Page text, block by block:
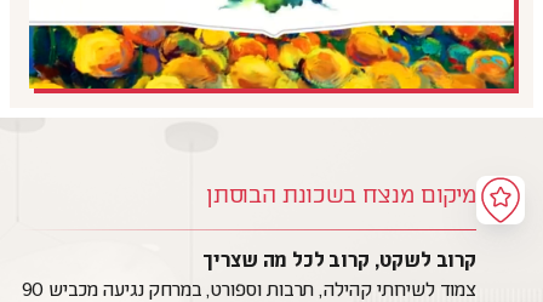
מיקום מנצח בשכונת הבוסתן
קרוב לשקט, קרוב לכל מה שצריך
צמוד לשירותי קהילה, תרבות וספורט, במרחק נגיעה מכביש 90